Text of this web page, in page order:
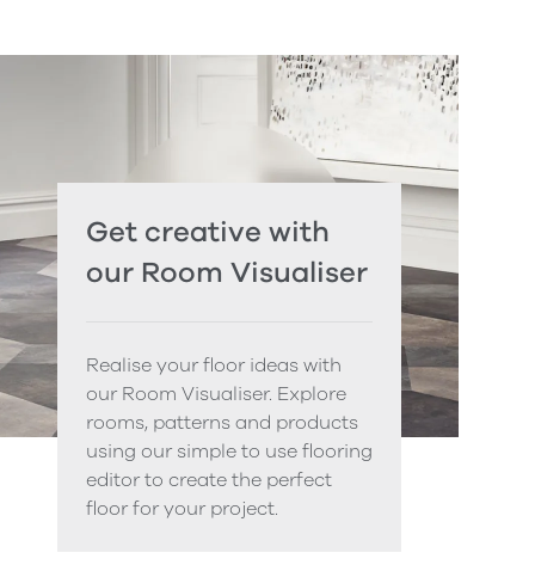
Get creative with
our Room Visualiser
Realise your floor ideas with
our Room Visualiser. Explore
rooms, patterns and products
using our simple to use flooring
editor to create the perfect
floor for your project.